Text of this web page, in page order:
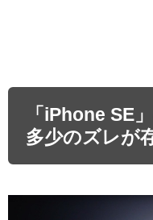
「iPhone SE
多少のズレが